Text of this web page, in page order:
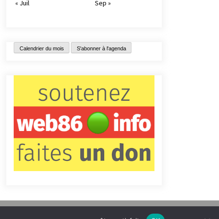
« Juil Sep »
Calendrier du mois S'abonner à l'agenda
Informations légales